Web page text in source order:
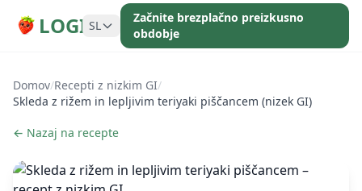
LOGI SL
Začnite brezplačno preizkusno
obdobje
Domov/Recepti z nizkim GI/
Skleda z rižem in lepljivim teriyaki piščancem (nizek GI)
← Nazaj na recepte